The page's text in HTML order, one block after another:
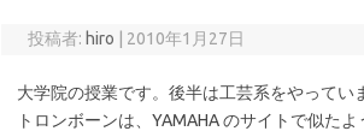
投稿者: hiro 2010年1月27日
大学院の授業です。後半は工芸系をやってい
トロンボーンは、YAMAHA のサイトで似た